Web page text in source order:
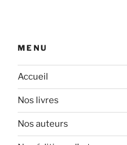
MENU
Accueil
Nos livres
Nos auteurs